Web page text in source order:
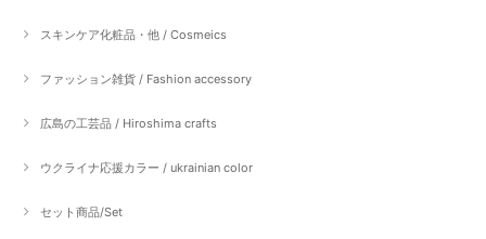
スキンケア化粧品・他 / Cosmeics
ファッション雑貨 / Fashion accessory
広島の工芸品 / Hiroshima crafts
ウクライナ応援カラー / ukrainian color
セット商品/Set